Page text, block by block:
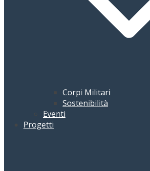
Corpi Militari
Sostenibilità
Eventi
Progetti